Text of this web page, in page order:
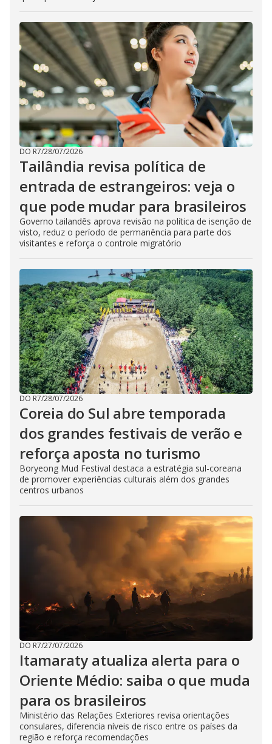
DO R7/28/07/2026
Tailândia revisa política de
entrada de estrangeiros: veja o
que pode mudar para brasileiros
Governo tailandês aprova revisão na política de isenção de
visto, reduz o período de permanência para parte dos
visitantes e reforça o controle migratório
DO R7/28/07/2026
Coreia do Sul abre temporada
dos grandes festivais de verão e
reforça aposta no turismo
Boryeong Mud Festival destaca a estratégia sul-coreana
de promover experiências culturais além dos grandes
centros urbanos
DO R7/27/07/2026
Itamaraty atualiza alerta para o
Oriente Médio: saiba o que muda
para os brasileiros
Ministério das Relações Exteriores revisa orientações
consulares, diferencia níveis de risco entre os países da
região e reforça recomendações